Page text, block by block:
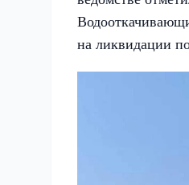
на ликвидации